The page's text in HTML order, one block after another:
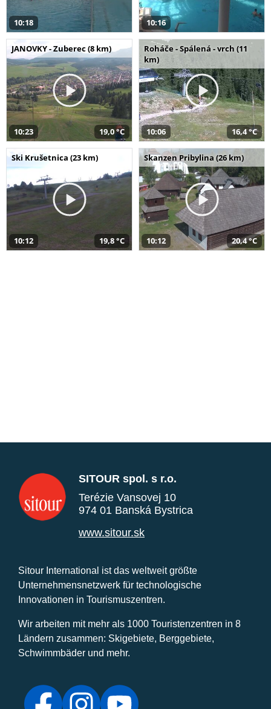
10:18 10:16
JANOVKY - Zuberec (8 km)
10:23 19,0 °C
Roháče - Spálená - vrch (11
km)
10:06 16,4 °C
Ski Krušetnica (23 km)
10:12 19,8 °C
Skanzen Pribylina (26 km)
10:12 20,4 °C
SITOUR spol. s r.o.
Terézie Vansovej 10
974 01 Banská Bystrica
www.sitour.sk
Sitour International ist das weltweit größte
Unternehmensnetzwerk für technologische
Innovationen in Tourismuszentren.
Wir arbeiten mit mehr als 1000 Touristenzentren in 8
Ländern zusammen: Skigebiete, Berggebiete,
Schwimmbäder und mehr.